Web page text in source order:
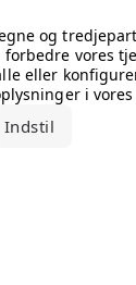
og
vores
eller
i vores
Indstil